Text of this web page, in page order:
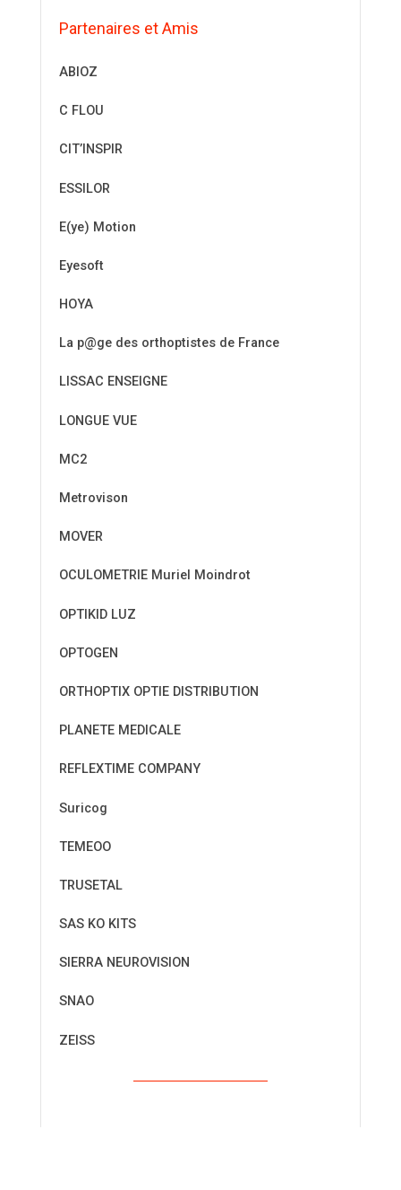
Partenaires et Amis
ABIOZ
C FLOU
CIT’INSPIR
ESSILOR
E(ye) Motion
Eyesoft
HOYA
La p@ge des orthoptistes de France
LISSAC ENSEIGNE
LONGUE VUE
MC2
Metrovison
MOVER
OCULOMETRIE Muriel Moindrot
OPTIKID LUZ
OPTOGEN
ORTHOPTIX OPTIE DISTRIBUTION
PLANETE MEDICALE
REFLEXTIME COMPANY
Suricog
TEMEOO
TRUSETAL
SAS KO KITS
SIERRA NEUROVISION
SNAO
ZEISS